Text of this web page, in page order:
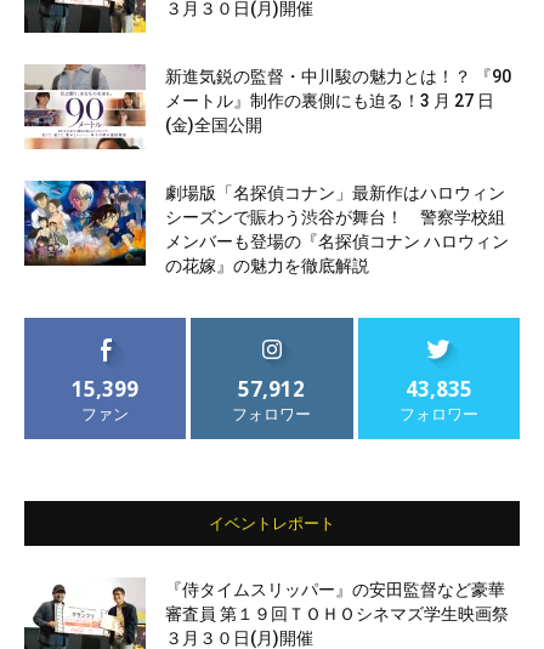
３月３０日(月)開催
新進気鋭の監督・中川駿の魅力とは！？ 『90
メートル』制作の裏側にも迫る！3 月 27 日
(金)全国公開
劇場版「名探偵コナン」最新作はハロウィン
シーズンで賑わう渋谷が舞台！ 警察学校組
メンバーも登場の『名探偵コナン ハロウィン
の花嫁』の魅力を徹底解説
15,399
ファン
57,912
フォロワー
43,835
フォロワー
イベントレポート
『侍タイムスリッパー』の安田監督など豪華
審査員 第１９回ＴＯＨＯシネマズ学生映画祭
３月３０日(月)開催